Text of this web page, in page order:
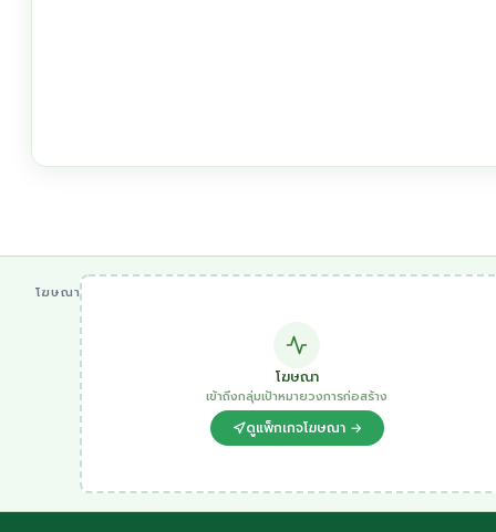
โฆษณา
โฆษณา
เข้าถึงกลุ่มเป้าหมายวงการก่อสร้าง
ดูแพ็กเกจโฆษณา →